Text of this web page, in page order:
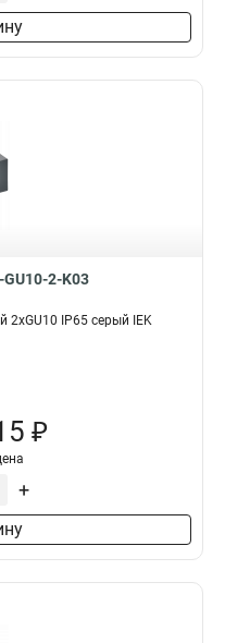
GU10-2-K03
2хGU10 IP65 серый IEK
₽
+